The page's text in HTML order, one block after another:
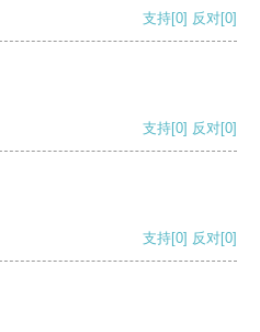
支持[0] 反对[0]
支持[0] 反对[0]
支持[0] 反对[0]